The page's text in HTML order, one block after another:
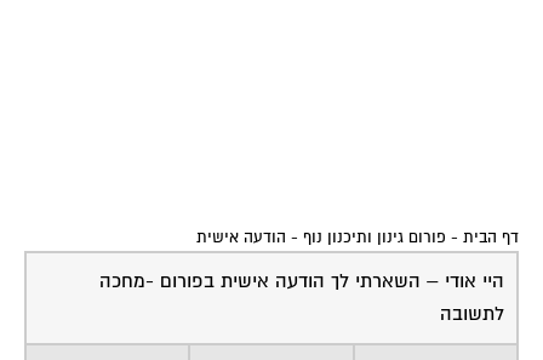
היי אודי – השארתי לך הודעה אישית בפורום -מחכה
לתשובה
30-07-2007
אהוד מיכליס ליניב